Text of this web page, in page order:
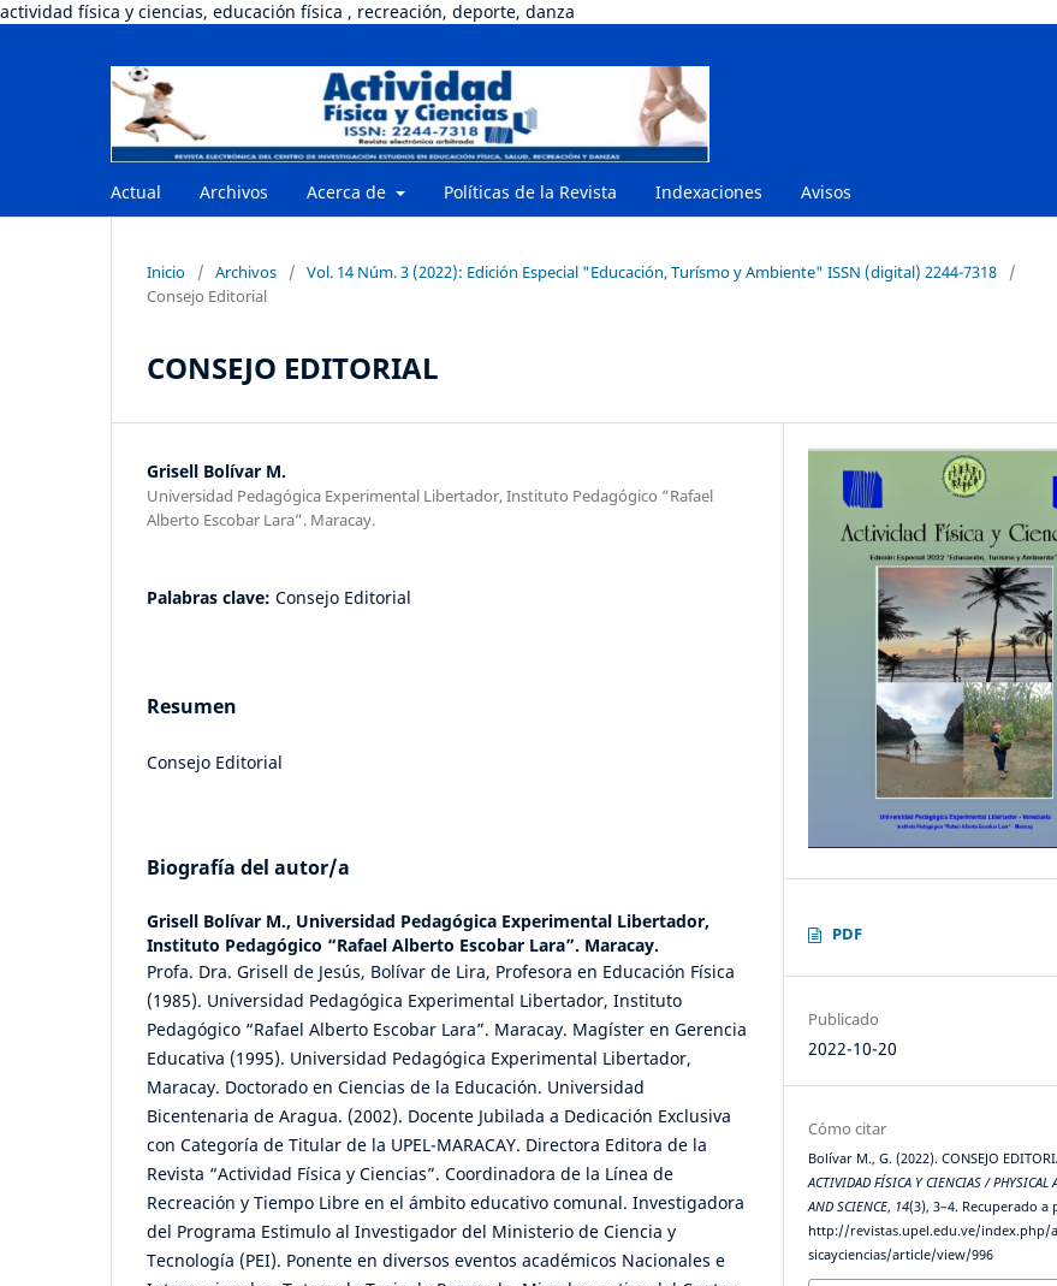
actividad física y ciencias, educación física , recreación, deporte, danza
Actual Archivos Acerca de Políticas de la Revista Indexaciones Avisos
Inicio / Archivos / Vol. 14 Núm. 3 (2022): Edición Especial "Educación, Turísmo y Ambiente" ISSN (digital) 2244-7318
/
Consejo Editorial
CONSEJO EDITORIAL
Grisell Bolívar M.
Universidad Pedagógica Experimental Libertador, Instituto Pedagógico “Rafael
Alberto Escobar Lara”. Maracay.
Palabras clave: Consejo Editorial
Resumen
Consejo Editorial
Biografía del autor/a
Grisell Bolívar M., Universidad Pedagógica Experimental Libertador,
Instituto Pedagógico “Rafael Alberto Escobar Lara”. Maracay.
Profa. Dra. Grisell de Jesús, Bolívar de Lira, Profesora en Educación Física
(1985). Universidad Pedagógica Experimental Libertador, Instituto
Pedagógico “Rafael Alberto Escobar Lara”. Maracay. Magíster en Gerencia
Educativa (1995). Universidad Pedagógica Experimental Libertador,
Maracay. Doctorado en Ciencias de la Educación. Universidad
Bicentenaria de Aragua. (2002). Docente Jubilada a Dedicación Exclusiva
con Categoría de Titular de la UPEL-MARACAY. Directora Editora de la
Revista “Actividad Física y Ciencias”. Coordinadora de la Línea de
Recreación y Tiempo Libre en el ámbito educativo comunal. Investigadora
del Programa Estimulo al Investigador del Ministerio de Ciencia y
Tecnología (PEI). Ponente en diversos eventos académicos Nacionales e
PDF
Publicado
2022-10-20
Cómo citar
Bolívar M., G. (2022). CONSEJO
ACTIVIDAD FÍSICA Y CIENCIAS / PHYSICAL
AND SCIENCE, 14(3), 3–4. Recuperado a
http://revistas.upel.edu.ve/index.php/
sicayciencias/article/view/996